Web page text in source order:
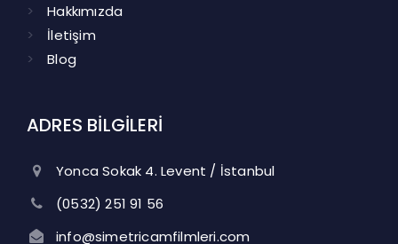
Hakkımızda
İletişim
Blog
ADRES BİLGİLERİ
Yonca Sokak 4. Levent / İstanbul
(0532) 251 91 56
info@simetricamfilmleri.com